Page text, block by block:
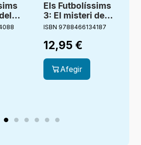
Els Futbolíssims
3: El misteri del
porter fantasma
ISBN 9788466134187
12,95 €
Afegir